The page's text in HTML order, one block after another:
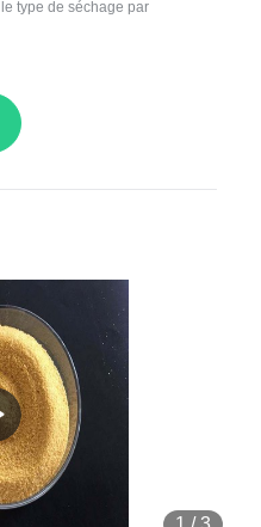
type de séchage par